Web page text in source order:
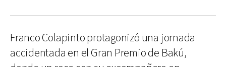
Franco Colapinto protagonizó una jornada
accidentada en el Gran Premio de Bakú,